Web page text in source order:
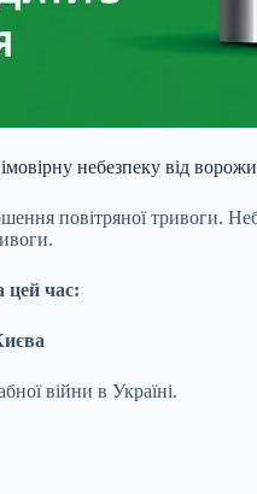
небезпеку від
повітряної тривоги.
цей час:
війни в Україні.